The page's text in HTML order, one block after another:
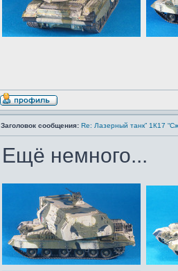
Заголовок сообщения: Re: Лазерный танк” 1К17
Ещё немного...